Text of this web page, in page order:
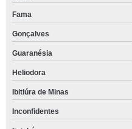
Fama
Gonçalves
Guaranésia
Heliodora
Ibitiúra de Minas
Inconfidentes